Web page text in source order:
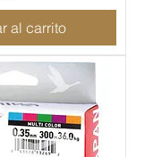
al carrito